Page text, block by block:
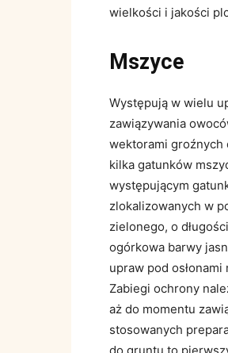
wielkości i jakości
Mszyce
Występują w wielu
zawiązywania
wektorami groźnych
kilka gatunków
występującym
zlokalizowanych w
zielonego, o
ogórkowa barwy
upraw pod
Zabiegi ochrony
aż do momentu
stosowanych